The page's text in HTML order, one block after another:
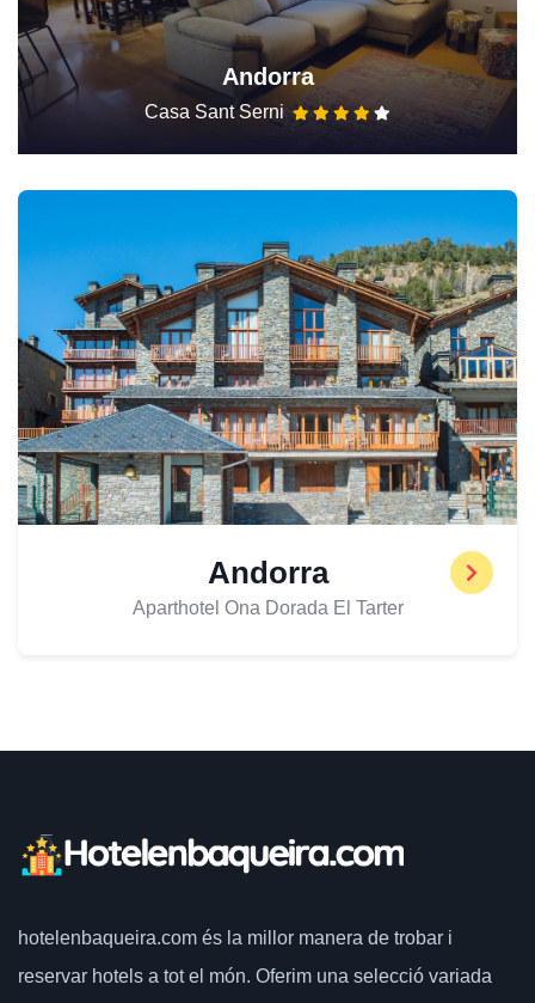
Andorra
Casa Sant Serni
Andorra
Aparthotel Ona Dorada El Tarter
hotelenbaqueira.com és la millor manera de trobar i
reservar hotels a tot el món. Oferim una selecció variada